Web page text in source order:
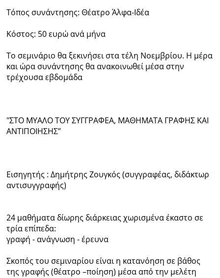
Τόπος συνάντησης: Θέατρο Άλφα-Ιδέα
Κόστος: 50 ευρώ ανά μήνα
Το σεμινάριο θα ξεκινήσει στα τέλη Νοεμβρίου. Η μέρα
και ώρα συνάντησης θα ανακοινωθεί μέσα στην
τρέχουσα εβδομάδα
"ΣΤΟ ΜΥΑΛΟ ΤΟΥ ΣΥΓΓΡΑΦΕΑ, ΜΑΘΗΜΑΤΑ ΓΡΑΦΗΣ ΚΑΙ
ΑΝΤΙΠΟΙΗΣΗΣ’’
Εισηγητής : Δημήτρης Ζουγκός (συγγραφέας, διδάκτωρ
αντισυγγραφής)
24 μαθήματα δίωρης διάρκειας χωρισμένα έκαστο σε
τρία επίπεδα:
γραφή - ανάγνωση - έρευνα
Σκοπός του σεμιναρίου είναι η κατανόηση σε βάθος
της γραφής (θέατρο –ποίηση) μέσα από την μελέτη